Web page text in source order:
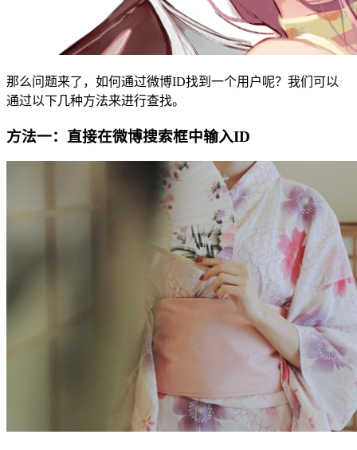
那么问题来了，如何通过微博ID找到一个用户呢？我们可以
通过以下几种方法来进行查找。
方法一：直接在微博搜索框中输入ID